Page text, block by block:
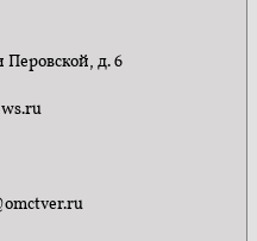
Перовской, д. 6